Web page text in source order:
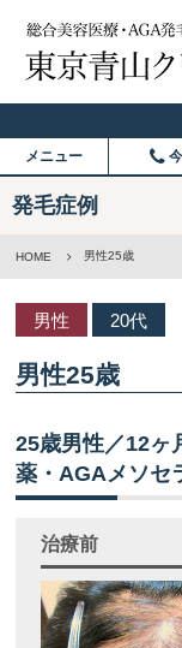
メニュー
発毛症例
HOME 男性25歳
男性 20代
男性25歳
25歳男性／12ヶ
薬・AGAメソセ
治療前